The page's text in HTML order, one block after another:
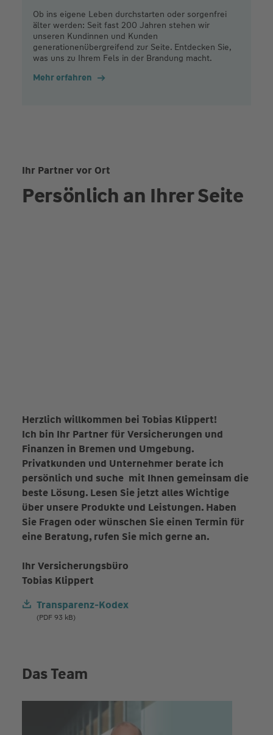
Ob ins eigene Leben durchstarten oder sorgenfrei
älter werden: Seit fast 200 Jahren stehen wir
unseren Kundinnen und Kunden
generationenübergreifend zur Seite. Entdecken Sie,
was uns zu Ihrem Fels in der Brandung macht.
Mehr erfahren
Ihr Partner vor Ort
Persönlich an Ihrer Seite
Herzlich willkommen bei Tobias Klippert!
Ich bin Ihr Partner für Versicherungen und
Finanzen in Bremen und Umgebung.
Privatkunden und Unternehmer berate ich
persönlich und suche mit Ihnen gemeinsam die
beste Lösung. Lesen Sie jetzt alles Wichtige
über unsere Produkte und Leistungen. Haben
Sie Fragen oder wünschen Sie einen Termin für
eine Beratung, rufen Sie mich gerne an.
Ihr Versicherungsbüro
Tobias Klippert
Transparenz-Kodex
(PDF 93 kB)
Das Team